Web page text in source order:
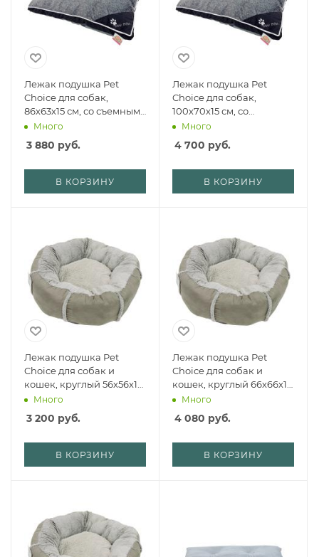
Лежак подушка Pet
Choice для собак,
86х63х15 см, со съемным
чехлом, графит
Много
3 880 руб.
В КОРЗИНУ
Лежак подушка Pet
Choice для собак,
100х70х15 см, со
съемным чехлом, графит
Много
4 700 руб.
В КОРЗИНУ
Лежак подушка Pet
Choice для собак и
кошек, круглый 56х56х15
см, меховой, серый
Много
3 200 руб.
В КОРЗИНУ
Лежак подушка Pet
Choice для собак и
кошек, круглый 66х66х15
см, меховой, серый
Много
4 080 руб.
В КОРЗИНУ